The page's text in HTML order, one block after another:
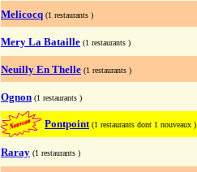
Melicocq (1 restaurants )
Mery La Bataille (1 restaurants )
Neuilly En Thelle (1 restaurants )
Ognon (1 restaurants )
Pontpoint (1 restaurants dont 1 nouveaux )
Raray (1 restaurants )